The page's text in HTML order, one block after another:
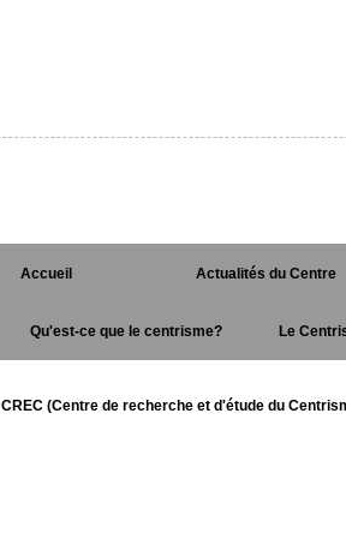
Accueil Actualités du Centre
Qu'est-ce que le centrisme? Le
CREC (Centre de recherche et d'étude du